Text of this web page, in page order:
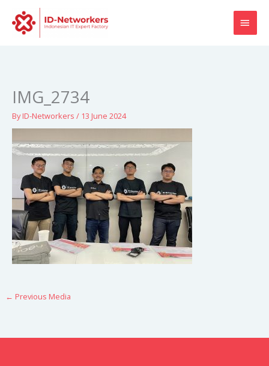
content
IMG_2734
ByID-Networkers / 13 June 2024
← Previous Media